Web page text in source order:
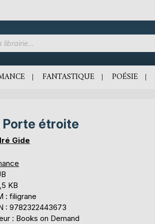
FANTASTIQUE POÉSIE
Porte étroite
Gide
KB
: filigrane
: 9782322443673
: Books on Demand